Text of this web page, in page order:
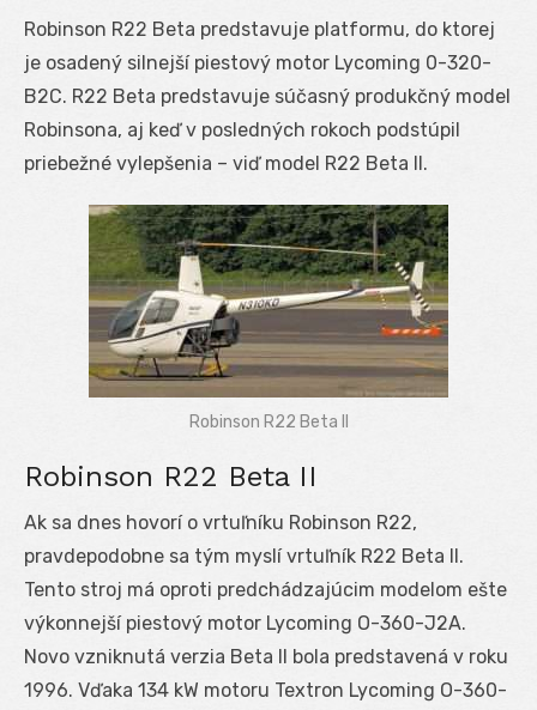
Robinson R22 Beta predstavuje platformu, do ktorej
je osadený silnejší piestový motor Lycoming 0-320-
B2C. R22 Beta predstavuje súčasný produkčný model
Robinsona, aj keď v posledných rokoch podstúpil
priebežné vylepšenia – viď model R22 Beta II.
Robinson R22 Beta II
Robinson R22 Beta II
Ak sa dnes hovorí o vrtuľníku Robinson R22,
pravdepodobne sa tým myslí vrtuľník R22 Beta II.
Tento stroj má oproti predchádzajúcim modelom ešte
výkonnejší piestový motor Lycoming O-360-J2A.
Novo vzniknutá verzia Beta II bola predstavená v roku
1996. Vďaka 134 kW motoru Textron Lycoming O-360-